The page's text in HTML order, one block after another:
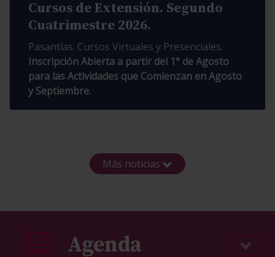
Cursos de Extensión. Segundo
Cuatrimestre 2026.
Pasantías. Cursos Virtuales y Presenciales.
Inscripción Abierta a partir del 1° de Agosto
para las Actividades que Comienzan en Agosto
y Septiembre.
Más noticias